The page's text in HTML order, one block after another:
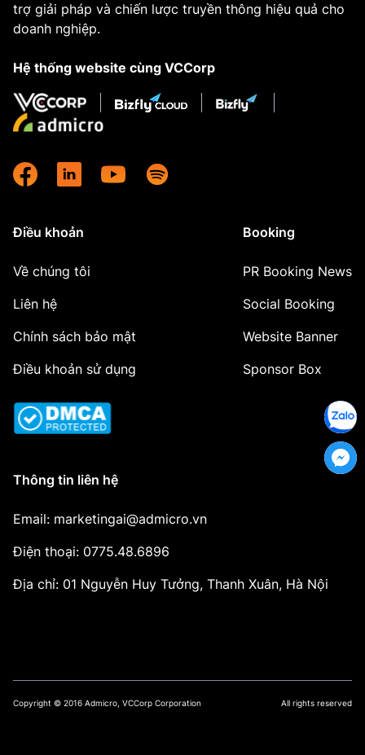
trợ giải pháp và chiến lược truyền thông hiệu quả cho
doanh nghiệp.
Hệ thống website cùng VCCorp
Điều khoản
Về chúng tôi
Liên hệ
Chính sách bảo mật
Điều khoản sử dụng
Booking
PR Booking News
Social Booking
Website Banner
Sponsor Box
Thông tin liên hệ
Email: marketingai@admicro.vn
Điện thoại: 0775.48.6896
Địa chỉ: 01 Nguyễn Huy Tưởng, Thanh Xuân, Hà Nội
Copyright © 2016 Admicro, VCCorp Corporation All rights reserved